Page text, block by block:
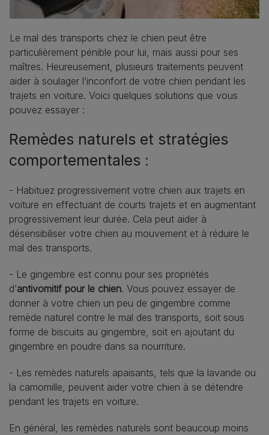
Le mal des transports chez le chien peut être
particulièrement pénible pour lui, mais aussi pour ses
maîtres. Heureusement, plusieurs traitements peuvent
aider à soulager l’inconfort de votre chien pendant les
trajets en voiture. Voici quelques solutions que vous
pouvez essayer :
Remèdes naturels et stratégies
comportementales :
- Habituez progressivement votre chien aux trajets en
voiture en effectuant de courts trajets et en augmentant
progressivement leur durée. Cela peut aider à
désensibiliser votre chien au mouvement et à réduire le
mal des transports.
- Le gingembre est connu pour ses propriétés
d’antivomitif pour le chien. Vous pouvez essayer de
donner à votre chien un peu de gingembre comme
remède naturel contre le mal des transports, soit sous
forme de biscuits au gingembre, soit en ajoutant du
gingembre en poudre dans sa nourriture.
- Les remèdes naturels apaisants, tels que la lavande ou
la camomille, peuvent aider votre chien à se détendre
pendant les trajets en voiture.
En général, les remèdes naturels sont beaucoup moins